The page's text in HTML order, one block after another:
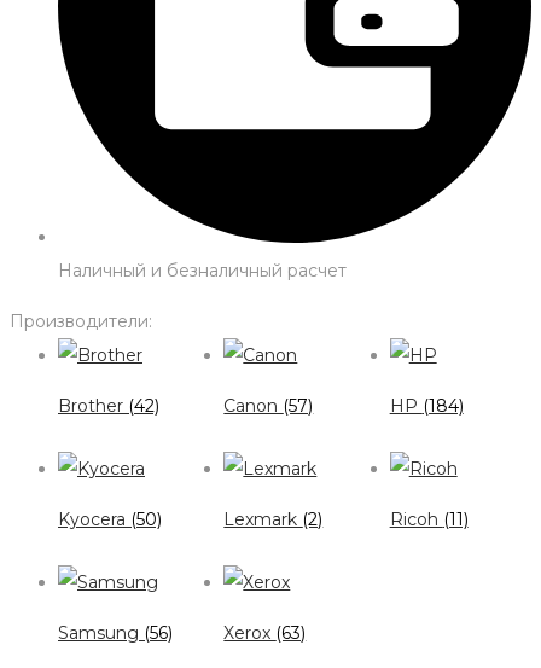
Наличный и безналичный расчет
Производители:
Brother (42) Canon (57) HP (184)
Kyocera (50) Lexmark (2) Ricoh (11)
Samsung (56) Xerox (63)